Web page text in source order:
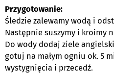
Przygotowanie:
Śledzie zalewamy wodą i
Następnie suszymy i kroimy
Do wody dodaj ziele
gotuj na małym ogniu ok. 5
wystygnięcia i przecedź.